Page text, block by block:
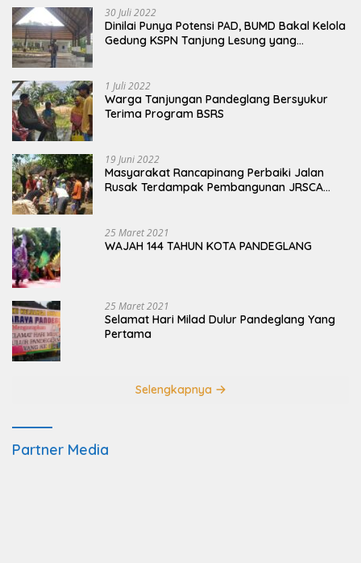
30 Juli 2022
Dinilai Punya Potensi PAD, BUMD Bakal Kelola
Gedung KSPN Tanjung Lesung yang
1 Juli 2022
Warga Tanjungan Pandeglang Bersyukur
Terima Program BSRS
19 Juni 2022
Masyarakat Rancapinang Perbaiki Jalan
Rusak Terdampak Pembangunan JRSCA
25 Maret 2021
WAJAH 144 TAHUN KOTA PANDEGLANG
25 Maret 2021
Selamat Hari Milad Dulur Pandeglang Yang
Pertama
Selengkapnya
Partner Media